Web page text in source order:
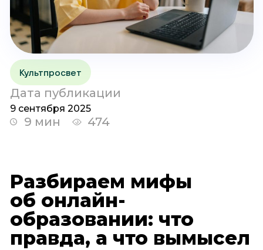
Культпросвет
9 мин 474
Дата публикации
9 сентября 2025
Разбираем мифы
об онлайн-
образовании: что
правда, а что вымысел